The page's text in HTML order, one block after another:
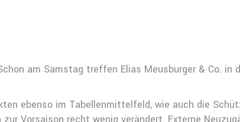
am Samstag treffen Elias Meusburger & Co. in
ebenso im Tabellenmittelfeld, wie auch die